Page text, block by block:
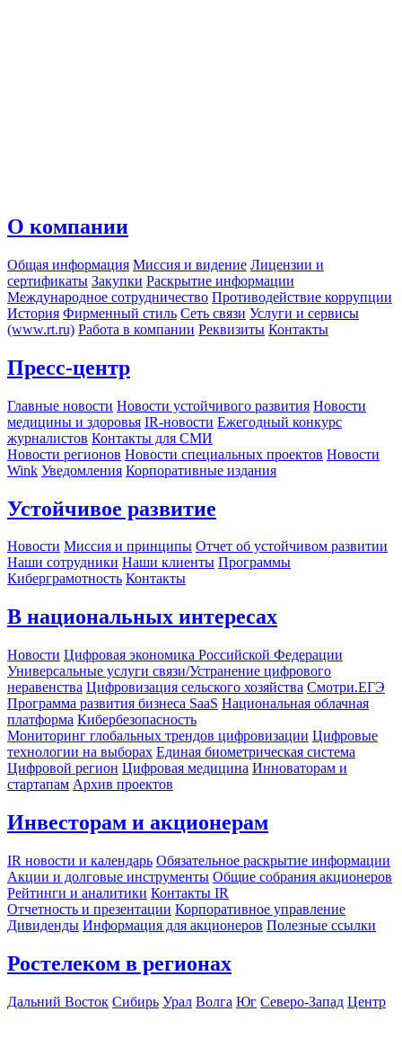
О компании
Общая информация Миссия и видение Лицензии и
сертификаты Закупки Раскрытие информации
Международное сотрудничество Противодействие коррупции
История Фирменный стиль Сеть связи Услуги и сервисы
(www.rt.ru) Работа в компании Реквизиты Контакты
Пресс-центр
Главные новости Новости устойчивого развития Новости
медицины и здоровья IR-новости Ежегодный конкурс
журналистов Контакты для СМИ
Новости регионов Новости специальных проектов Новости
Wink Уведомления Корпоративные издания
Устойчивое развитие
Новости Миссия и принципы Отчет об устойчивом развитии
Наши сотрудники Наши клиенты Программы
Киберграмотность Контакты
В национальных интересах
Новости Цифровая экономика Российской Федерации
Универсальные услуги связи/Устранение цифрового
неравенства Цифровизация сельского хозяйства Смотри.ЕГЭ
Программа развития бизнеса SaaS Национальная облачная
платформа Кибербезопасность
Мониторинг глобальных трендов цифровизации Цифровые
технологии на выборах Единая биометрическая система
Цифровой регион Цифровая медицина Инноваторам и
стартапам Архив проектов
Инвесторам и акционерам
IR новости и календарь Обязательное раскрытие информации
Акции и долговые инструменты Общие собрания акционеров
Рейтинги и аналитики Контакты IR
Отчетность и презентации Корпоративное управление
Дивиденды Информация для акционеров Полезные ссылки
Ростелеком в регионах
Дальний Восток Сибирь Урал Волга Юг Северо-Запад Центр